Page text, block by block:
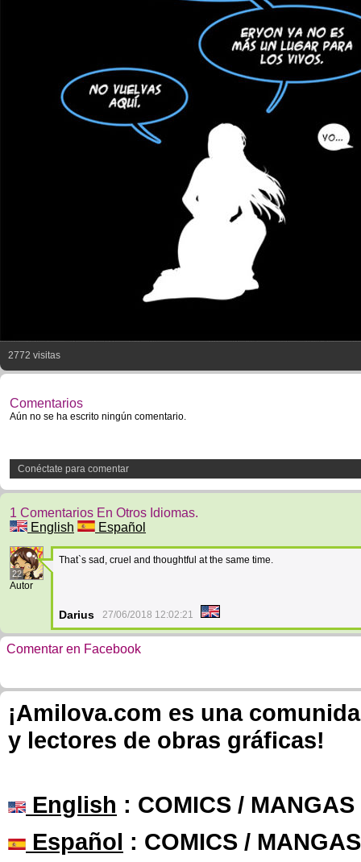
2772 visitas
Comentarios
Aún no se ha escrito ningún comentario.
Conéctate para comentar
1 Comentarios En Otros Idiomas.
English
Español
22
Autor
That`s sad, cruel and thoughtful at the same time.
Darius 27/06/2018 12:02:21
Comentar en Facebook
¡Amilova.com es una
y lectores de obras gráficas!
English : COMICS /
Español : COMICS /